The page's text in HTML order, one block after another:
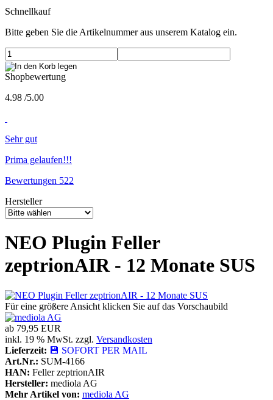
Schnellkauf
Bitte geben Sie die Artikelnummer aus unserem Katalog ein.
Shopbewertung
4.98 /5.00
Sehr gut
Prima gelaufen!!!
Bewertungen 522
Hersteller
NEO Plugin Feller
zeptrionAIR - 12 Monate SUS
Für eine größere Ansicht klicken Sie auf das Vorschaubild
ab 79,95 EUR
inkl. 19 % MwSt. zzgl. Versandkosten
Lieferzeit: 💾 SOFORT PER MAIL
Art.Nr.: SUM-4166
HAN: Feller zeptrionAIR
Hersteller: mediola AG
Mehr Artikel von: mediola AG